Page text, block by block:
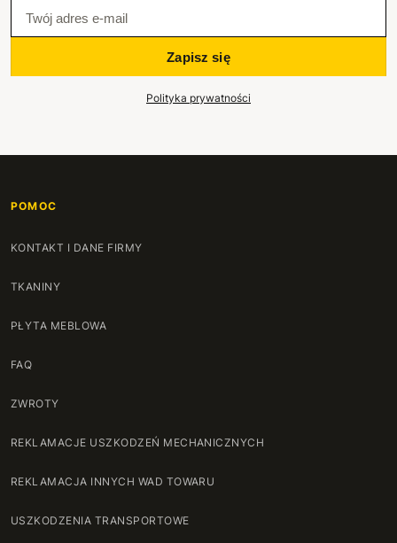
Zapisz się
Polityka prywatności
POMOC
KONTAKT I DANE FIRMY
TKANINY
PŁYTA MEBLOWA
FAQ
ZWROTY
REKLAMACJE USZKODZEŃ MECHANICZNYCH
REKLAMACJA INNYCH WAD TOWARU
USZKODZENIA TRANSPORTOWE